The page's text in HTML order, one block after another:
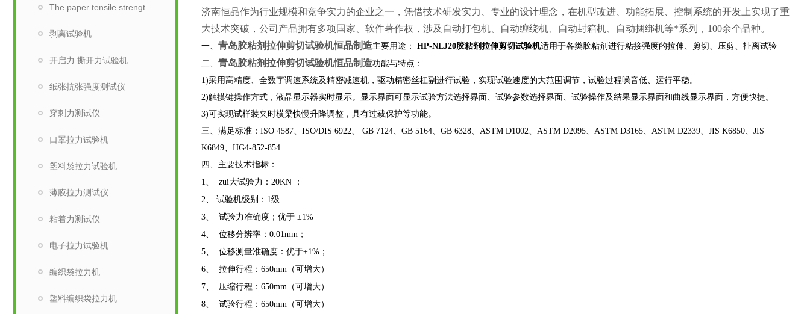
济南恒品作为行业规模和竞争实力的企业之一，凭借技术研发实力、专业的设计理念，在机型改进、功能拓展、控制系统的开发上实现了重
大技术突破，公司产品拥有多项国家、软件著作权，涉及自动打包机、自动缠绕机、自动封箱机、自动捆绑机等*系列，100余个品种。
一、 青岛胶粘剂拉伸剪切试验机恒品制造主要用途： HP-NLJ20胶粘剂拉伸剪切试验机适用于各类胶粘剂进行粘接强度的拉伸、剪切、压剪、扯离试验
二、 青岛胶粘剂拉伸剪切试验机恒品制造功能与特点：
1)采用高精度、全数字调速系统及精密减速机，驱动精密丝杠副进行试验，实现试验速度的大范围调节，试验过程噪音低、运行平稳。
2)触摸键操作方式，液晶显示器实时显示。显示界面可显示试验方法选择界面、试验参数选择界面、试验操作及结果显示界面和曲线显示界面，方便快捷。
3)可实现试样装夹时横梁快慢升降调整，具有过载保护等功能。
三、 满足标准：ISO 4587、ISO/DIS 6922、 GB 7124、GB 5164、GB 6328、ASTM D1002、ASTM D2095、ASTM D3165、ASTM D2339、JIS K6850、JIS
K6849、HG4-852-854
四、 主要技术指标：
1、 zui大试验力： 20KN
；
2、 试验机级别： 1级
3、 试验力准确度；优于 ±1%
4、 位移分辨率： 0.01mm ；
5、 位移测量准确度：优于±1% ；
6、 拉伸行程： 650mm （可增大）
7、 压缩行程： 650mm （可增大）
8、 试验行程： 650mm （可增大）
剥离试验机
开启力 撕开力试验机
纸张抗张强度测试仪
穿刺力测试仪
口罩拉力试验机
塑料袋拉力试验机
薄膜拉力测试仪
粘着力测试仪
电子拉力试验机
编织袋拉力机
塑料编织袋拉力机